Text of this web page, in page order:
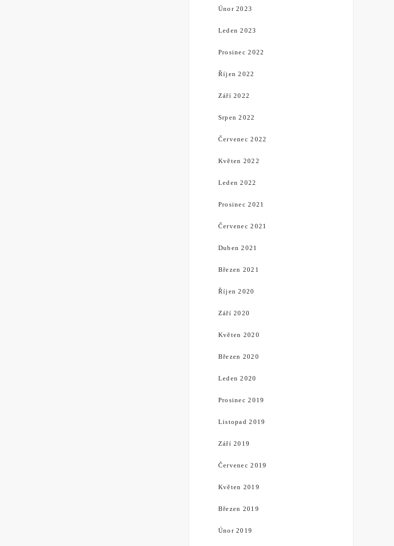
Únor 2023
Leden 2023
Prosinec 2022
Říjen 2022
Září 2022
Srpen 2022
Červenec 2022
Květen 2022
Leden 2022
Prosinec 2021
Červenec 2021
Duben 2021
Březen 2021
Říjen 2020
Září 2020
Květen 2020
Březen 2020
Leden 2020
Prosinec 2019
Listopad 2019
Září 2019
Červenec 2019
Květen 2019
Březen 2019
Únor 2019